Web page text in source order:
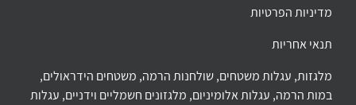
מדיניות הפרטיות
תנאי אחריות
מלגזות, עגלות משטחים, שולחנות הרמה, משטחים הידראולים,
במות הרמה, עגלות אלומיניום, מלגזונים חשמליים וידניים, עגלות